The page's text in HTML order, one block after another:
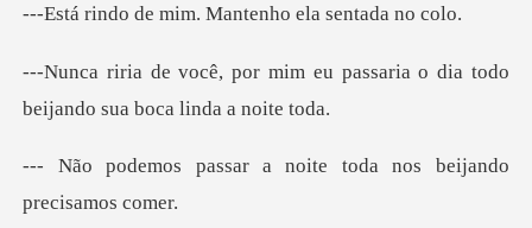
mim. Mantenho el
eu passaria o dia todo
beijan
a noite toda nos beij